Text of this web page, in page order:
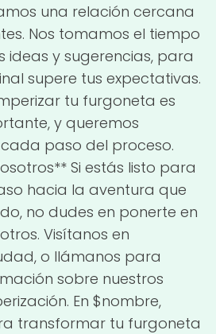
una relación cercana
Nos tomamos el tiempo
ideas y sugerencias, para
supere tus expectativas.
tu furgoneta es
y queremos
paso del proceso.
Si estás listo para
hacia la aventura que
no dudes en ponerte en
Visítanos en
o llámanos para
sobre nuestros
En $nombre,
transformar tu furgoneta